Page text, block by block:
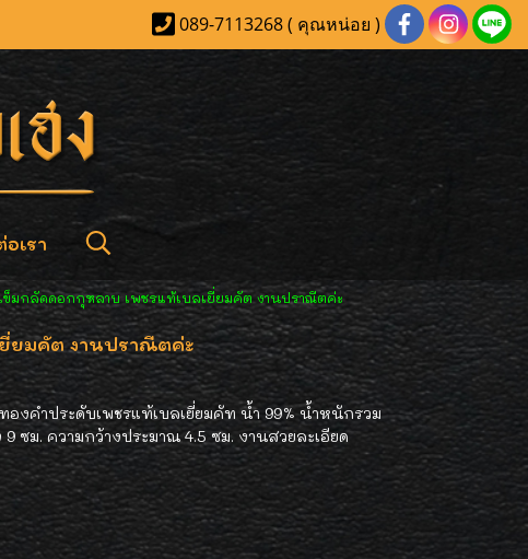
089-7113268 ( คุณหน่อย )
เรา
ข็มกลัดดอกกุหลาบ เพชรแท้เบลเยี่ยมคัต งานปราณีตค่ะ
ยมคัต งานปราณีตค่ะ
งคำประดับเพชรแท้เบลเยี่ยมคัท น้ำ 99% น้ำหนักรวม
ซม. ความกว้างประมาณ 4.5 ซม. งานสวยละเอียด